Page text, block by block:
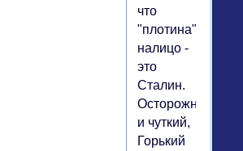
что
"плотина"
налицо -
это
Сталин.
Осторожный
и чуткий,
Горький